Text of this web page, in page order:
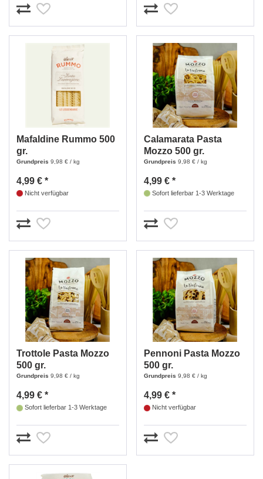
Mafaldine Rummo 500
gr.
Grundpreis 9,98 € / kg
4,99 € *
Nicht verfügbar
Calamarata Pasta
Mozzo 500 gr.
Grundpreis 9,98 € / kg
4,99 € *
Sofort lieferbar 1-3 Werktage
Trottole Pasta Mozzo
500 gr.
Grundpreis 9,98 € / kg
4,99 € *
Sofort lieferbar 1-3 Werktage
Pennoni Pasta Mozzo
500 gr.
Grundpreis 9,98 € / kg
4,99 € *
Nicht verfügbar